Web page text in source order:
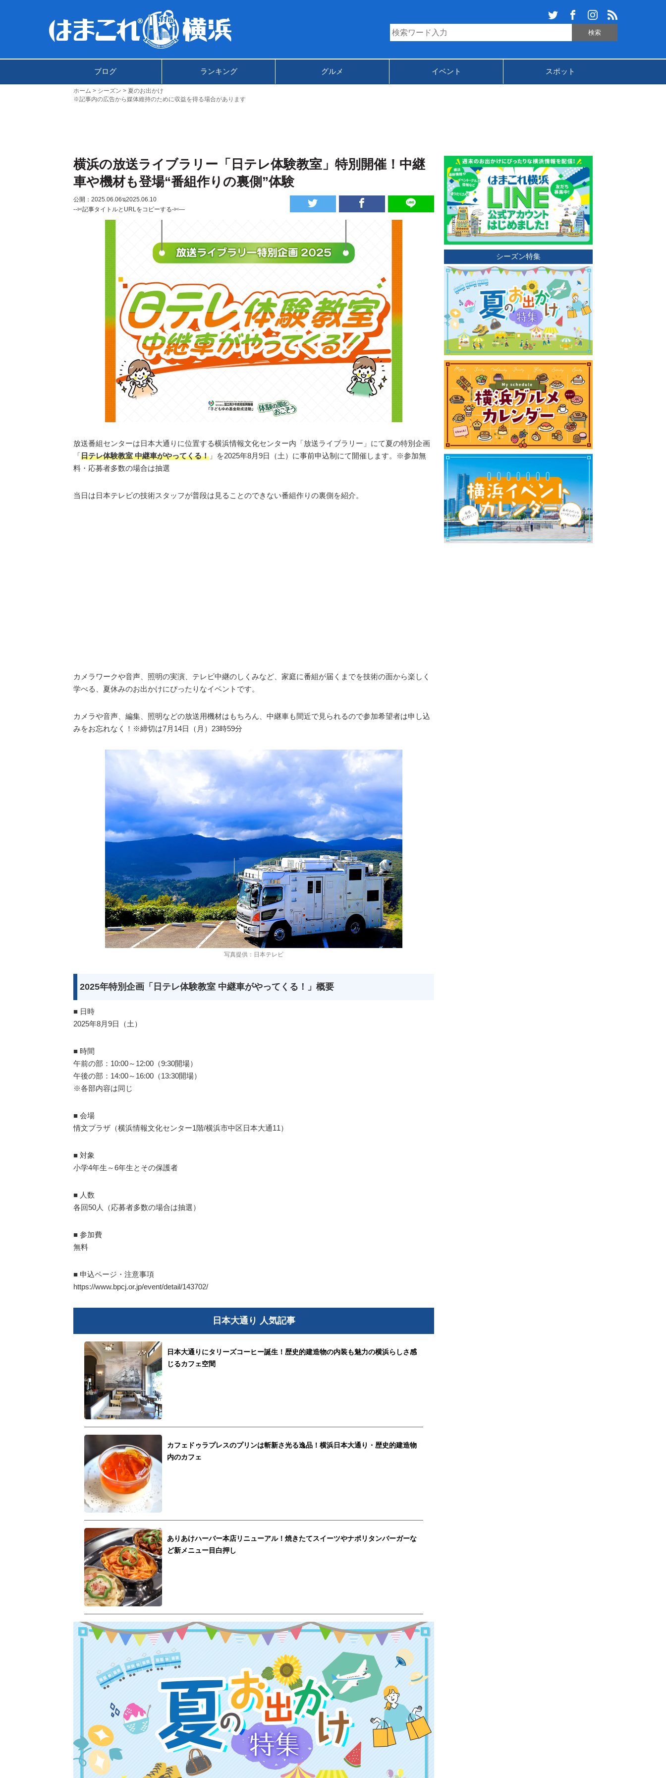
ブログ ランキング グルメ イベント スポット
ホーム シーズン
夏のお出かけ
※記事内の広告から媒体維持のために収益を得る場合があります
横浜の放送ライブラリー「日テレ体験教室」特別開催！中継
車や機材も登場“番組作りの裏側”体験
公開：2025.06.06ಇ2025.06.10
--✄記事タイトルとURLをコピーする-✄—
放送番組センターは日本大通りに位置する横浜情報文化センター内「放送ライブラリー」にて夏の特別企画
「日テレ体験教室 中継車がやってくる！ 」を2025年8月9日（土）に事前申込制にて開催します。※参加無
料・応募者多数の場合は抽選
当日は日本テレビの技術スタッフが普段は見ることのできない番組作りの裏側を紹介。
カメラワークや音声、照明の実演、テレビ中継のしくみなど、家庭に番組が届くまでを技術の面から楽しく
学べる、夏休みのお出かけにぴったりなイベントです。
カメラや音声、編集、照明などの放送用機材はもちろん、中継車も間近で見られるので参加希望者は申し込
みをお忘れなく！※締切は7月14日（月）23時59分
写真提供：日本テレビ
2025年特別企画「日テレ体験教室 中継車がやってくる！」概要
■ 日時
2025年8月9日（土）
■ 時間
午前の部：10:00～12:00（9:30開場）
午後の部：14:00～16:00（13:30開場）
※各部内容は同じ
■ 会場
情文プラザ（横浜情報文化センター1階/横浜市中区日本大通11）
■ 対象
小学4年生～6年生とその保護者
■ 人数
各回50人（応募者多数の場合は抽選）
■ 参加費
無料
■ 申込ページ・注意事項
https://www.bpcj.or.jp/event/detail/143702/
日本大通り 人気記事
日本大通りにタリーズコーヒー誕生！歴史的建造物の内装も魅力の横浜らしさ感
じるカフェ空間
カフェドゥラプレスのプリンは斬新さ光る逸品！横浜日本大通り・歴史的建造物
内のカフェ
ありあけハーバー本店リニューアル！焼きたてスイーツやナポリタンバーガーな
ど新メニュー目白押し
シーズン特集